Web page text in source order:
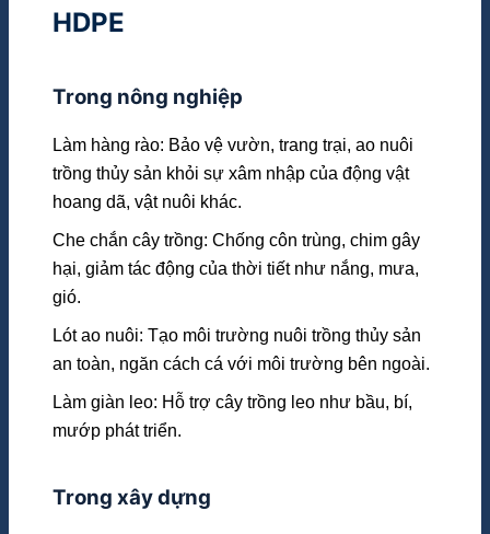
HDPE
Trong nông nghiệp
Làm hàng rào: Bảo vệ vườn, trang trại, ao nuôi
trồng thủy sản khỏi sự xâm nhập của động vật
hoang dã, vật nuôi khác.
Che chắn cây trồng: Chống côn trùng, chim gây
hại, giảm tác động của thời tiết như nắng, mưa,
gió.
Lót ao nuôi: Tạo môi trường nuôi trồng thủy sản
an toàn, ngăn cách cá với môi trường bên ngoài.
Làm giàn leo: Hỗ trợ cây trồng leo như bầu, bí,
mướp phát triển.
Trong xây dựng